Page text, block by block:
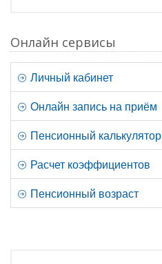
Онлайн сервисы
Личный кабинет
Онлайн запись на приём
Пенсионный калькулятор
Расчет коэффициентов
Пенсионный возраст